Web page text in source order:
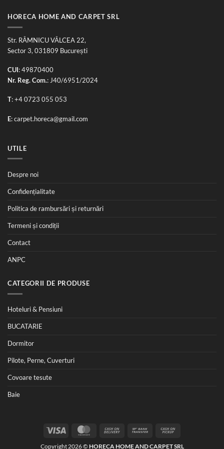
HORECA HOME AND CARPET SRL
Str. RÂMNICU VÂLCEA 22,
Sector 3, 031809 București
CUI: 49870400
Nr. Reg. Com.: J40/6951/2024
T:+4 0723 055 053
E:carpet.horeca@gmail.com
UTILE
Despre noi
Confidențialitate
Politica de rambursări și returnări
Termeni și condiții
Contact
ANPC
CATEGORII DE PRODUSE
Hoteluri & Pensiuni
BUCATARIE
Dormitor
Pilote, Perne, Cuverturi
Covoare tesute
Baie
MasterCard Cash
Bank
Copyright 2026 © HORECA HOME AND CARPET SRL